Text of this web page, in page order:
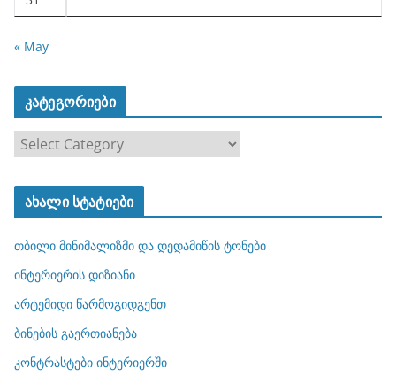
« May
კატეგორიები
ტ
ო
რ
ბ
ი
ახალი სტატიები
თბილი მინიმალიზმი და დედამიწის ტონები
ინტერიერის დიზიანი
არტემიდი წარმოგიდგენთ
ბინების გაერთიანება
კონტრასტები ინტერიერში